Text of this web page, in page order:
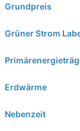
Grundpreis
Grüner Strom
Erdwärme
Nebenzeit